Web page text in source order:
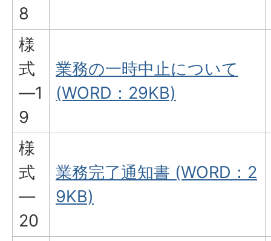
8
様
式
―1
9
業務の一時中止について
(WORD：29KB)
様
式
―
20
業務完了通知書 (WORD：2
9KB)